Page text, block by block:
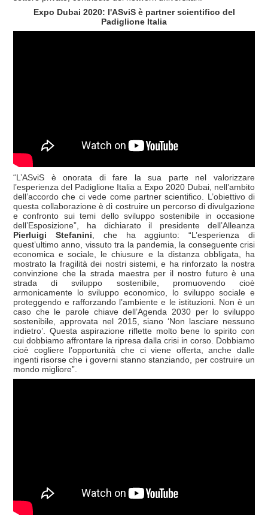
Expo Dubai 2020: l'ASviS è partner scientifico del
Padiglione Italia
“L’ASviS è onorata di fare la sua parte nel valorizzare
l’esperienza del Padiglione Italia a Expo 2020 Dubai, nell’ambito
dell’accordo che ci vede come partner scientifico. L’obiettivo di
questa collaborazione è di costruire un percorso di divulgazione
e confronto sui temi dello sviluppo sostenibile in occasione
dell’Esposizione”, ha dichiarato il presidente dell’Alleanza
Pierluigi Stefanini , che ha aggiunto: “L’esperienza di
quest’ultimo anno, vissuto tra la pandemia, la conseguente crisi
economica e sociale, le chiusure e la distanza obbligata, ha
mostrato la fragilità dei nostri sistemi, e ha rinforzato la nostra
convinzione che la strada maestra per il nostro futuro è una
strada di sviluppo sostenibile, promuovendo cioè
armonicamente lo sviluppo economico, lo sviluppo sociale e
proteggendo e rafforzando l’ambiente e le istituzioni. Non è un
caso che le parole chiave dell’Agenda 2030 per lo sviluppo
sostenibile, approvata nel 2015, siano ‘Non lasciare nessuno
indietro’. Questa aspirazione riflette molto bene lo spirito con
cui dobbiamo affrontare la ripresa dalla crisi in corso. Dobbiamo
cioè cogliere l’opportunità che ci viene offerta, anche dalle
ingenti risorse che i governi stanno stanziando, per costruire un
mondo migliore”.